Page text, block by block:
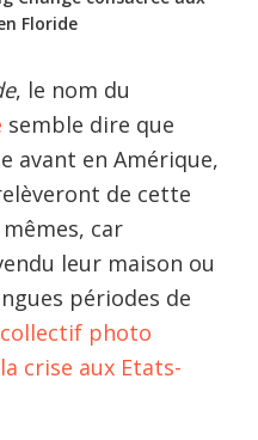
Floride
, le nom du
semble dire que
avant en Amérique,
de cette
car
leur maison ou
périodes de
photo
crise aux Etats-